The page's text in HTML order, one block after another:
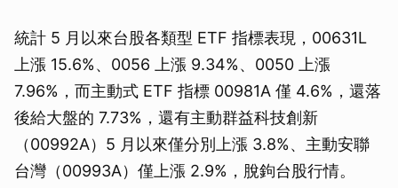
統計 5 月以來台股各類型 ETF 指標表現，00631L
上漲 15.6%、0056 上漲 9.34%、0050 上漲
7.96%，而主動式 ETF 指標 00981A 僅 4.6%，還落
後給大盤的 7.73%，還有主動群益科技創新
（00992A）5 月以來僅分別上漲 3.8%、主動安聯
台灣（00993A）僅上漲 2.9%，脫鉤台股行情。